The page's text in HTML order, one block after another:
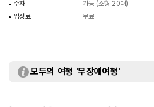
주차
가능 (소형 20대)
입장료
무료
모두의 여행 '무장애여행'